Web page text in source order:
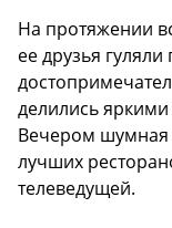
На протяжении
ее друзья
делились
Вечером шумная
лучших
телеведущей.